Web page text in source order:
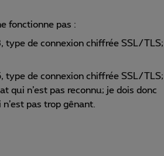
fonctionne pas :
type de connexion chiffrée SSL/TLS;
type de connexion chiffrée SSL/TLS;
qui n’est pas reconnu; je dois donc
pas trop gênant.